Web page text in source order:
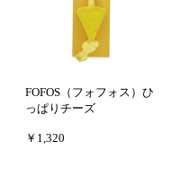
FOFOS（フォフォス）ひ
っぱりチーズ
￥1,320